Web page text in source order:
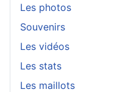
Les photos
Souvenirs
Les vidéos
Les stats
Les maillots